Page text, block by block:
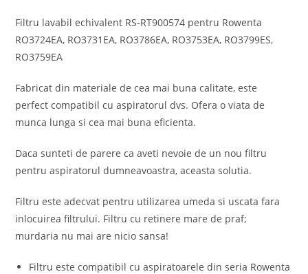
Filtru lavabil echivalent RS-RT900574 pentru Rowenta
RO3724EA, RO3731EA, RO3786EA, RO3753EA, RO3799ES,
RO3759EA
Fabricat din materiale de cea mai buna calitate, este
perfect compatibil cu aspiratorul dvs. Ofera o viata de
munca lunga si cea mai buna eficienta.
Daca sunteti de parere ca aveti nevoie de un nou filtru
pentru aspiratorul dumneavoastra, aceasta solutia.
Filtru este adecvat pentru utilizarea umeda si uscata fara
inlocuirea filtrului. Filtru cu retinere mare de praf;
murdaria nu mai are nicio sansa!
Filtru este compatibil cu aspiratoarele din seria Rowenta